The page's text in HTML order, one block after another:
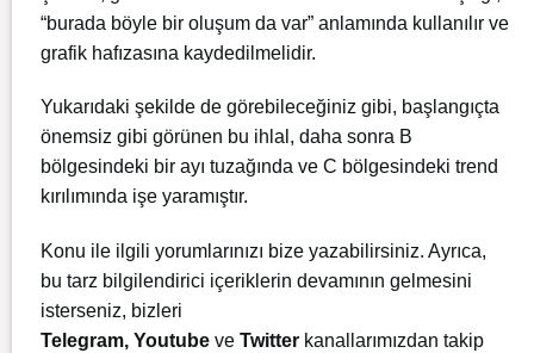
“burada böyle bir oluşum da var” anlamında kullanılır ve
grafik hafızasına kaydedilmelidir.
Yukarıdaki şekilde de görebileceğiniz gibi, başlangıçta
önemsiz gibi görünen bu ihlal, daha sonra B
bölgesindeki bir ayı tuzağında ve C bölgesindeki trend
kırılımında işe yaramıştır.
Konu ile ilgili yorumlarınızı bize yazabilirsiniz. Ayrıca,
bu tarz bilgilendirici içeriklerin devamının gelmesini
isterseniz, bizleri
Telegram, Youtube ve Twitter kanallarımızdan takip